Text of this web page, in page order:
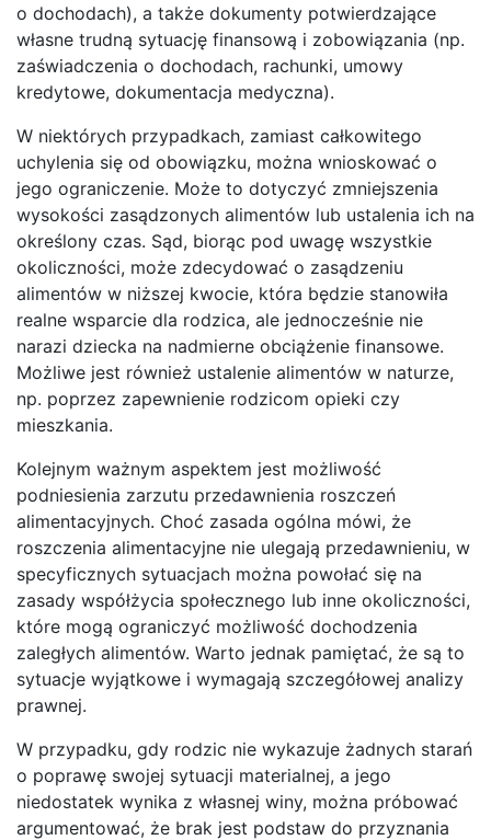
o dochodach), a także dokumenty potwierdzające
własne trudną sytuację finansową i zobowiązania (np.
zaświadczenia o dochodach, rachunki, umowy
kredytowe, dokumentacja medyczna).
W niektórych przypadkach, zamiast całkowitego
uchylenia się od obowiązku, można wnioskować o
jego ograniczenie. Może to dotyczyć zmniejszenia
wysokości zasądzonych alimentów lub ustalenia ich na
określony czas. Sąd, biorąc pod uwagę wszystkie
okoliczności, może zdecydować o zasądzeniu
alimentów w niższej kwocie, która będzie stanowiła
realne wsparcie dla rodzica, ale jednocześnie nie
narazi dziecka na nadmierne obciążenie finansowe.
Możliwe jest również ustalenie alimentów w naturze,
np. poprzez zapewnienie rodzicom opieki czy
mieszkania.
Kolejnym ważnym aspektem jest możliwość
podniesienia zarzutu przedawnienia roszczeń
alimentacyjnych. Choć zasada ogólna mówi, że
roszczenia alimentacyjne nie ulegają przedawnieniu, w
specyficznych sytuacjach można powołać się na
zasady współżycia społecznego lub inne okoliczności,
które mogą ograniczyć możliwość dochodzenia
zaległych alimentów. Warto jednak pamiętać, że są to
sytuacje wyjątkowe i wymagają szczegółowej analizy
prawnej.
W przypadku, gdy rodzic nie wykazuje żadnych starań
o poprawę swojej sytuacji materialnej, a jego
niedostatek wynika z własnej winy, można próbować
argumentować, że brak jest podstaw do przyznania